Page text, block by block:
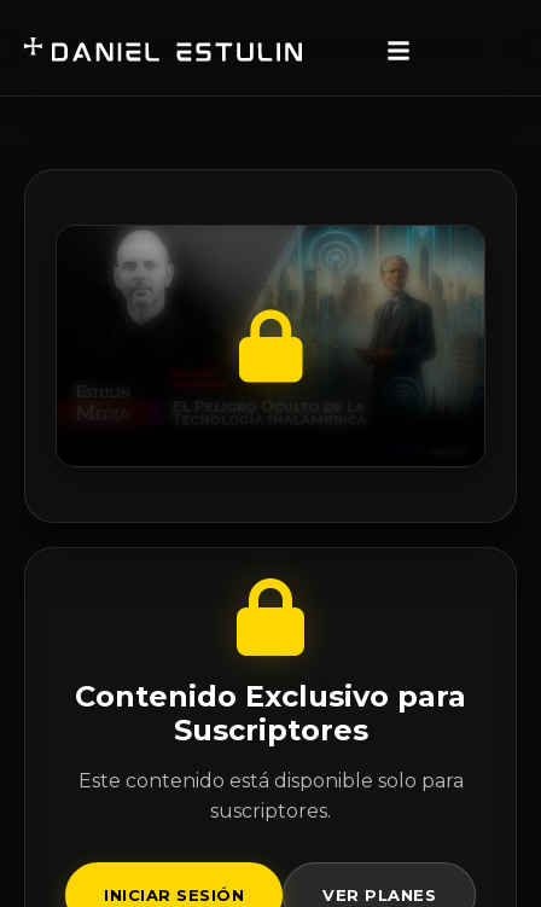
Contenido Exclusivo para
Suscriptores
Este contenido está disponible solo para
suscriptores.
INICIAR SESIÓN VER PLANES